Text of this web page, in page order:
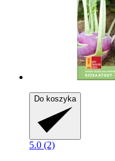
Do koszyka
5.0 (2)